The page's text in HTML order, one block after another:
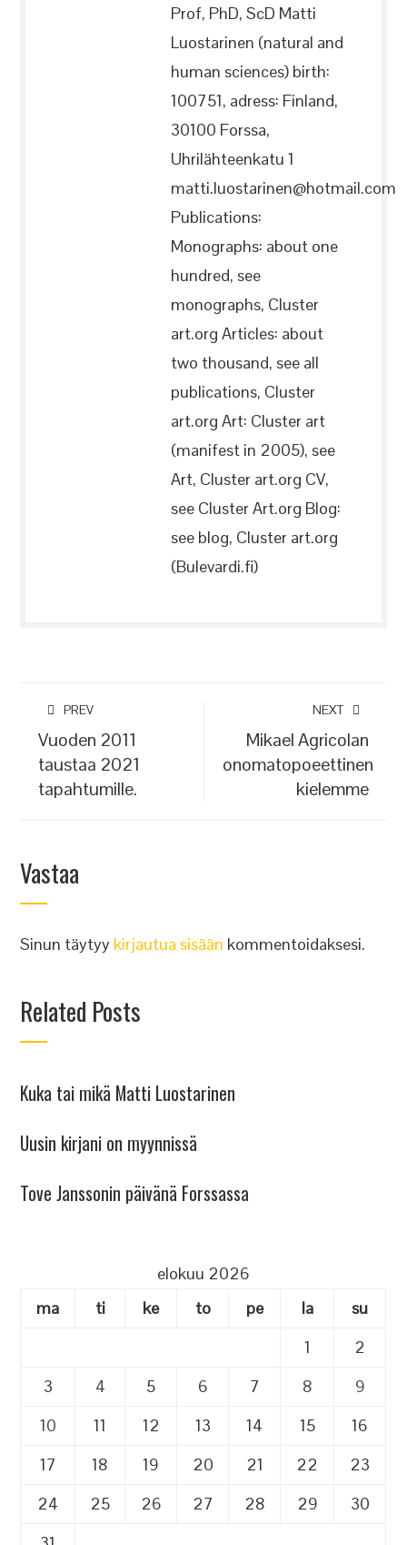
Prof, PhD, ScD Matti
Luostarinen (natural and
human sciences) birth:
100751, adress: Finland,
30100 Forssa,
Uhrilähteenkatu 1
matti.luostarinen@hotmail.com
Publications:
Monographs: about one
hundred, see
monographs, Cluster
art.org Articles: about
two thousand, see all
publications, Cluster
art.org Art: Cluster art
(manifest in 2005), see
Art, Cluster art.org CV,
see Cluster Art.org Blog:
see blog, Cluster art.org
(Bulevardi.fi)
PREV
Vuoden 2011
taustaa 2021
tapahtumille.
NEXT
Mikael Agricolan
onomatopoeettinen
kielemme
Vastaa
Sinun täytyy kirjautua sisään kommentoidaksesi.
Related Posts
Kuka tai mikä Matti Luostarinen
Uusin kirjani on myynnissä
Tove Janssonin päivänä Forssassa
elokuu 2026
ma
ti ke to pe la
su
1
2
3
4 5 6 7 8
9
10
11 12 13 14 15
16
17
18 19 20 21 22
23
24
25 26 27 28 29
30